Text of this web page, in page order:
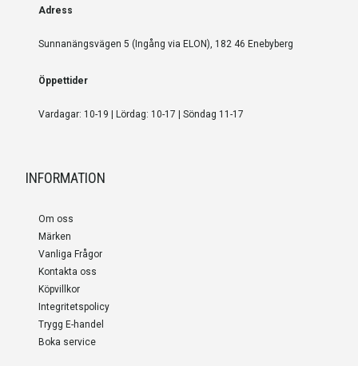
Adress
Sunnanängsvägen 5 (Ingång via ELON), 182 46 Enebyberg
Öppettider
Vardagar: 10-19 | Lördag: 10-17 | Söndag 11-17
INFORMATION
Om oss
Märken
Vanliga Frågor
Kontakta oss
Köpvillkor
Integritetspolicy
Trygg E-handel
Boka service